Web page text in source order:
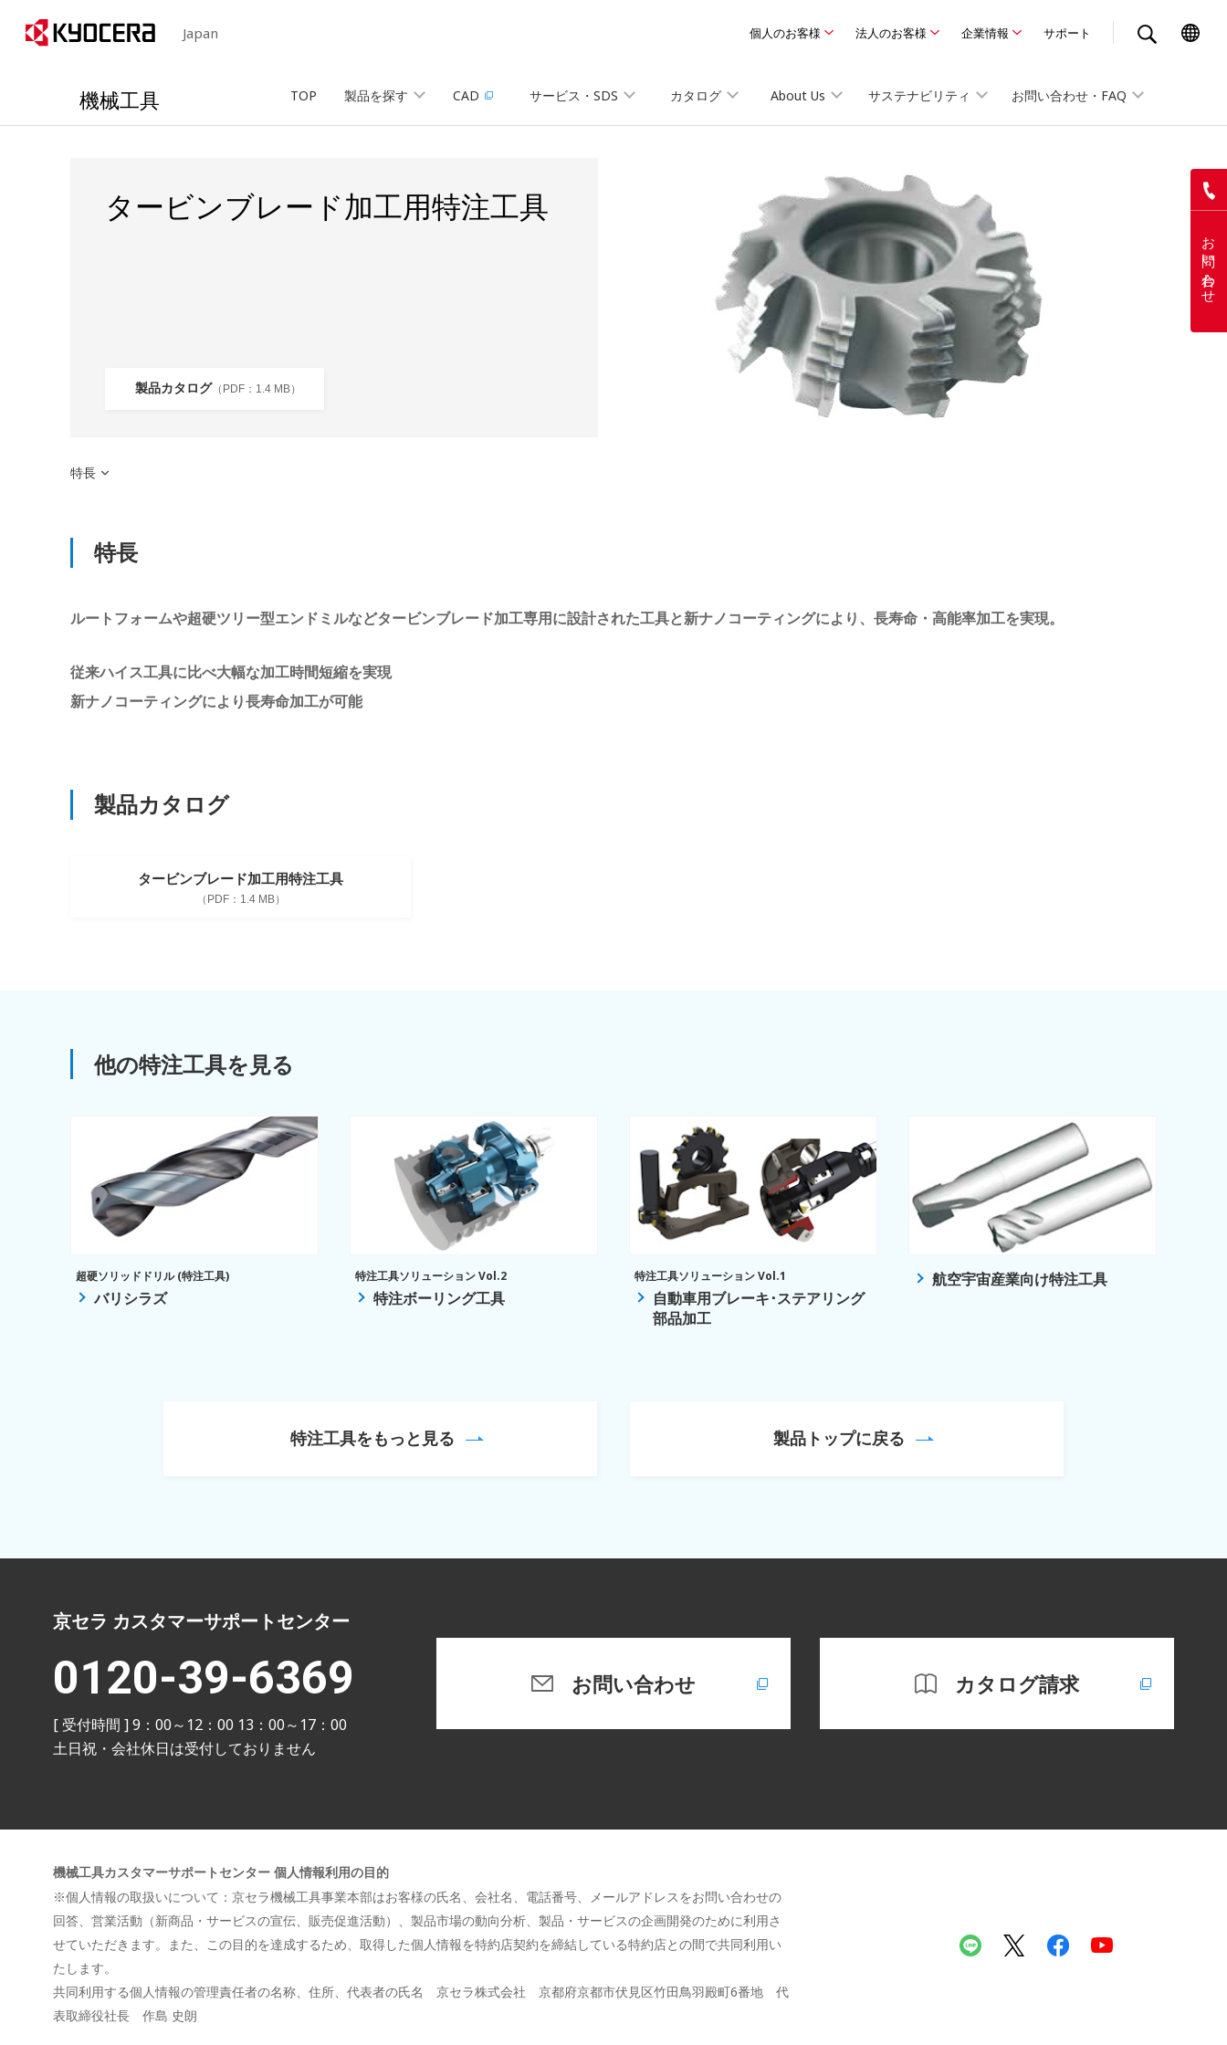
Japan 個人のお客様 法人のお客様 企業情報 サポート
機械工具
お問い合わせ
TOP 製品を探す CAD サービス・SDS カタログ About Us サステナビリティ お問い合わせ・FAQ
タービンブレード加工用特注工具
製品カタログ 1.4 MB
特長
特長
ルートフォームや超硬ツリー型エンドミルなどタービンブレード加工専用に設計された工具と新ナノコーティングにより、長寿命・高能率加工を実現。
従来ハイス工具に比べ大幅な加工時間短縮を実現
新ナノコーティングにより長寿命加工が可能
製品カタログ
タービンブレード加工用特注工具
1.4 MB
他の特注工具を見る
超硬ソリッドドリル (特注工具)
バリシラズ
特注工具ソリューション Vol.2
特注ボーリング工具
特注工具ソリューション Vol.1
自動車用ブレーキ･ステアリング
部品加工
航空宇宙産業向け特注工具
特注工具をもっと見る 製品トップに戻る
京セラ カスタマーサポートセンター
0120-39-6369
[ 受付時間 ] 9：00～12：00 13：00～17：00
土日祝・会社休日は受付しておりません
お問い合わせ カタログ請求
機械工具カスタマーサポートセンター 個人情報利用の目的
※個人情報の取扱いについて：京セラ機械工具事業本部はお客様の氏名、会社名、電話番号、メールアドレスをお問い合わせの
回答、営業活動（新商品・サービスの宣伝、販売促進活動）、製品市場の動向分析、製品・サービスの企画開発のために利用さ
せていただきます。また、この目的を達成するため、取得した個人情報を特約店契約を締結している特約店との間で共同利用い
たします。
共同利用する個人情報の管理責任者の名称、住所、代表者の氏名 京セラ株式会社 京都府京都市伏見区竹田鳥羽殿町6番地 代
表取締役社長 作島 史朗